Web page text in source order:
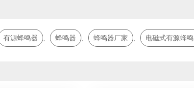
有源蜂鸣器 , 蜂鸣器 , 蜂鸣器厂家 , 电磁式有源蜂